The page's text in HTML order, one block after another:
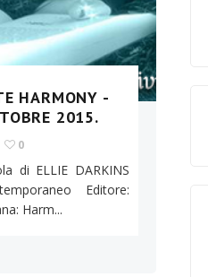
HARMONY -
2015.
0
di ELLIE DARKINS
Editore:
Harm...